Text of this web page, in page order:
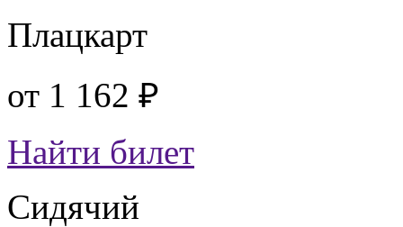
Плацкарт
от 1 162 ₽
Найти билет
Сидячий